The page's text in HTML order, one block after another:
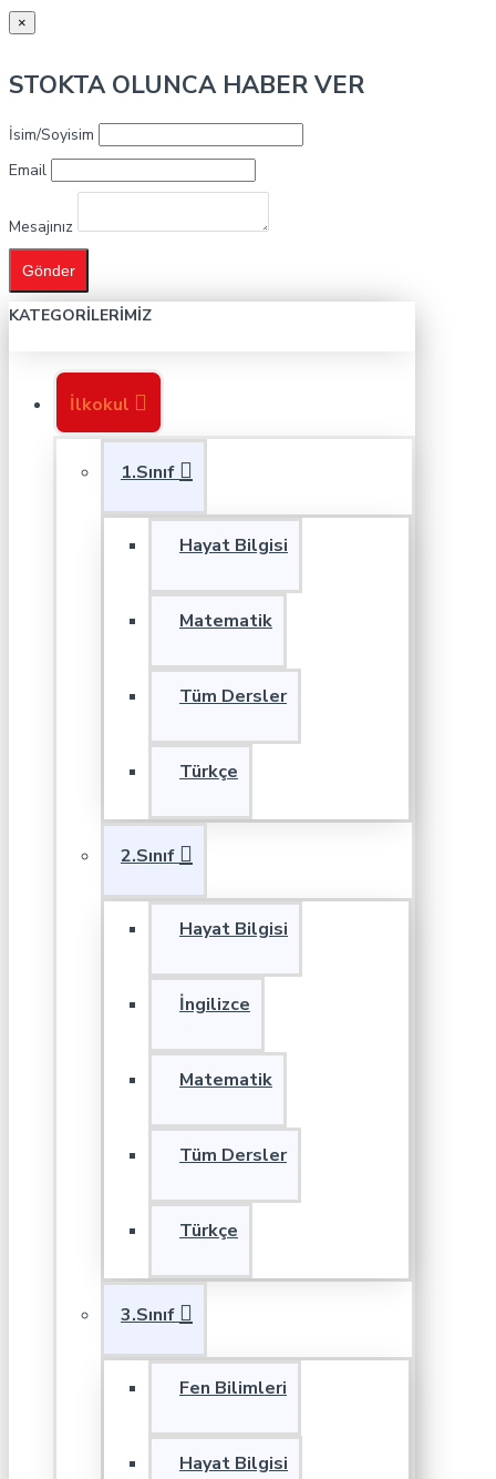
×
STOKTA OLUNCA HABER VER
İsim/Soyisim
Email
Mesajınız
Gönder
KATEGORILERIMIZ
İlkokul
1.Sınıf
Hayat Bilgisi
Matematik
Tüm Dersler
Türkçe
2.Sınıf
Hayat Bilgisi
İngilizce
Matematik
Tüm Dersler
Türkçe
3.Sınıf
Fen Bilimleri
Hayat Bilgisi